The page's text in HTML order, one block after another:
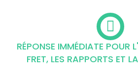
RÉPONSE IMMÉDIATE POUR
FRET, LES RAPPORTS ET